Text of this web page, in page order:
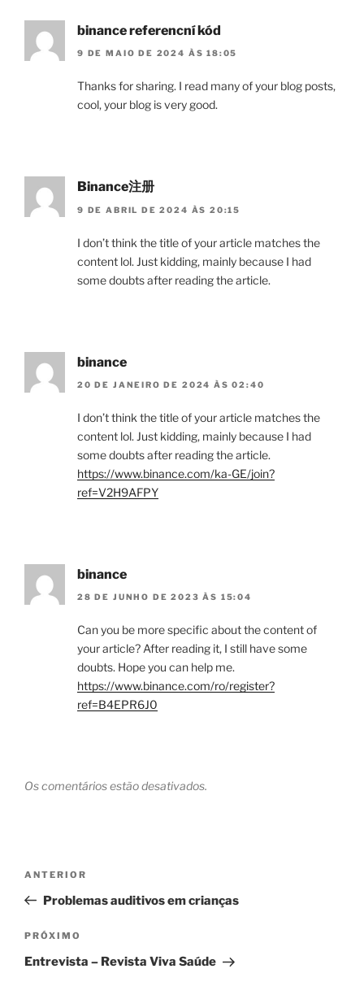
binance referencní kód
9 DE MAIO DE 2024 ÀS 18:05
Thanks for sharing. I read many of your blog posts,
cool, your blog is very good.
Binance注册
9 DE ABRIL DE 2024 ÀS 20:15
I don’t think the title of your article matches the
content lol. Just kidding, mainly because I had
some doubts after reading the article.
binance
20 DE JANEIRO DE 2024 ÀS 02:40
I don’t think the title of your article matches the
content lol. Just kidding, mainly because I had
some doubts after reading the article.
https://www.binance.com/ka-GE/join?
ref=V2H9AFPY
binance
28 DE JUNHO DE 2023 ÀS 15:04
Can you be more specific about the content of
your article? After reading it, I still have some
doubts. Hope you can help me.
https://www.binance.com/ro/register?
ref=B4EPR6J0
Os comentários estão desativados.
Navegação
Post
Post
anterior
ANTERIOR
Problemas auditivos em crianças
Próximo
post
PRÓXIMO
Entrevista – Revista Viva Saúde